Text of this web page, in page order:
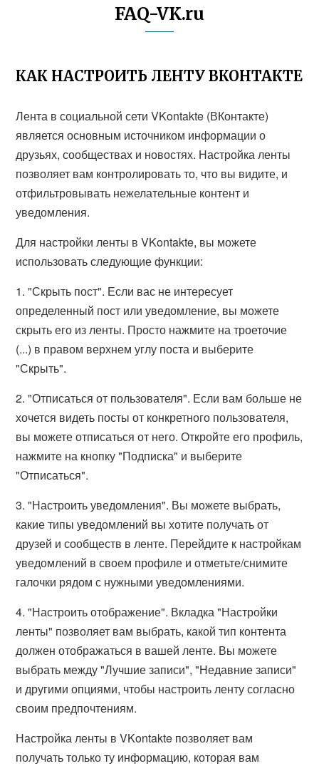
FAQ-VK.ru
КАК НАСТРОИТЬ ЛЕНТУ ВКОНТАКТЕ
Лента в социальной сети VKontakte (ВКонтакте)
является основным источником информации о
друзьях, сообществах и новостях. Настройка ленты
позволяет вам контролировать то, что вы видите, и
отфильтровывать нежелательные контент и
уведомления.
Для настройки ленты в VKontakte, вы можете
использовать следующие функции:
1. "Скрыть пост". Если вас не интересует
определенный пост или уведомление, вы можете
скрыть его из ленты. Просто нажмите на троеточие
(...) в правом верхнем углу поста и выберите
"Скрыть".
2. "Отписаться от пользователя". Если вам больше не
хочется видеть посты от конкретного пользователя,
вы можете отписаться от него. Откройте его профиль,
нажмите на кнопку "Подписка" и выберите
"Отписаться".
3. "Настроить уведомления". Вы можете выбрать,
какие типы уведомлений вы хотите получать от
друзей и сообществ в ленте. Перейдите к настройкам
уведомлений в своем профиле и отметьте/снимите
галочки рядом с нужными уведомлениями.
4. "Настроить отображение". Вкладка "Настройки
ленты" позволяет вам выбрать, какой тип контента
должен отображаться в вашей ленте. Вы можете
выбрать между "Лучшие записи", "Недавние записи"
и другими опциями, чтобы настроить ленту согласно
своим предпочтениям.
Настройка ленты в VKontakte позволяет вам
получать только ту информацию, которая вам